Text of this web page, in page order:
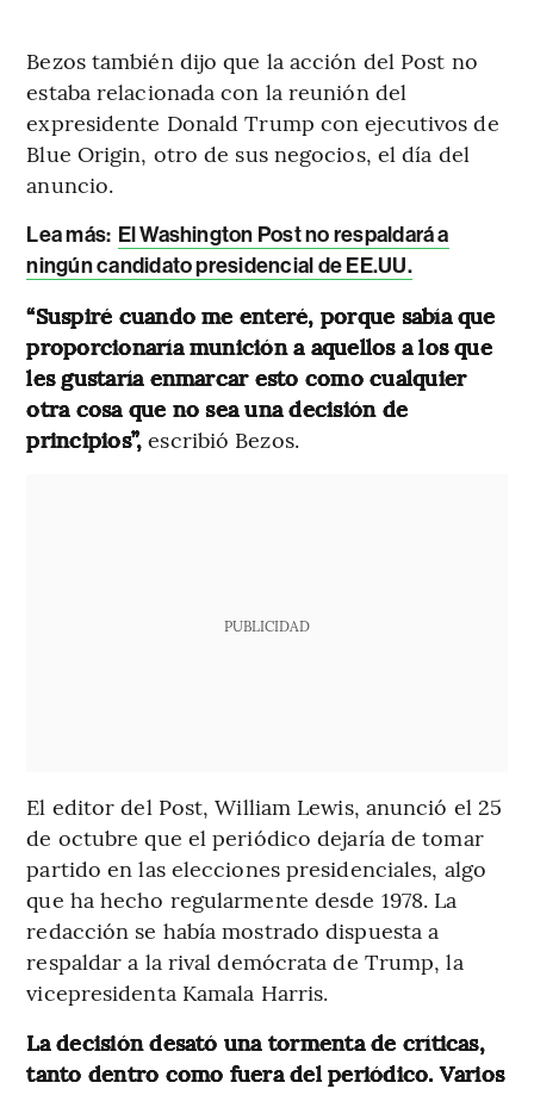
Bezos también dijo que la acción del Post no
estaba relacionada con la reunión del
expresidente Donald Trump con ejecutivos de
Blue Origin, otro de sus negocios, el día del
anuncio.
Lea más: El Washington Post no respaldará a
ningún candidato presidencial de EE.UU.
“Suspiré cuando me enteré, porque sabía que
proporcionaría munición a aquellos a los que
les gustaría enmarcar esto como cualquier
otra cosa que no sea una decisión de
principios”, escribió Bezos.
PUBLICIDAD
El editor del Post, William Lewis, anunció el 25
de octubre que el periódico dejaría de tomar
partido en las elecciones presidenciales, algo
que ha hecho regularmente desde 1978. La
redacción se había mostrado dispuesta a
respaldar a la rival demócrata de Trump, la
vicepresidenta Kamala Harris.
La decisión desató una tormenta de críticas,
tanto dentro como fuera del periódico. Varios